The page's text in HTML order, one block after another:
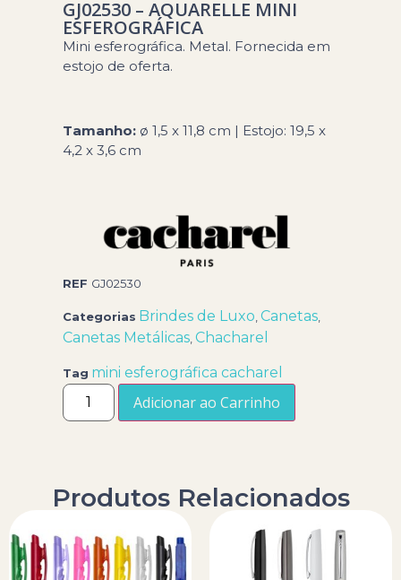
GJ02530 – AQUARELLE MINI
ESFEROGRÁFICA
Mini esferográfica. Metal. Fornecida em
estojo de oferta.
Tamanho: ø 1,5 x 11,8 cm | Estojo: 19,5 x
4,2 x 3,6 cm
REF GJ02530
Categorias Brindes de Luxo ,Canetas
Canetas Metálicas ,Chacharel
Tag mini esferográfica cacharel
Adicionar ao Carrinho
Produtos Relacionados